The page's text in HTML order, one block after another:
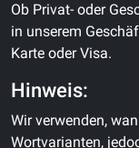
Ob Privat- oder
in unserem
Karte oder Visa.
Hinweis:
Wir verwenden,
Wortvarianten,